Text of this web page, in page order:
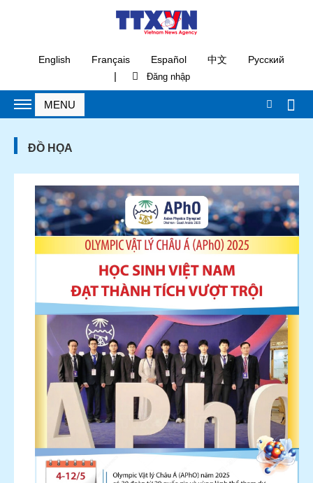
English Français Español 中文 Русский
|
ĐỒ HỌA